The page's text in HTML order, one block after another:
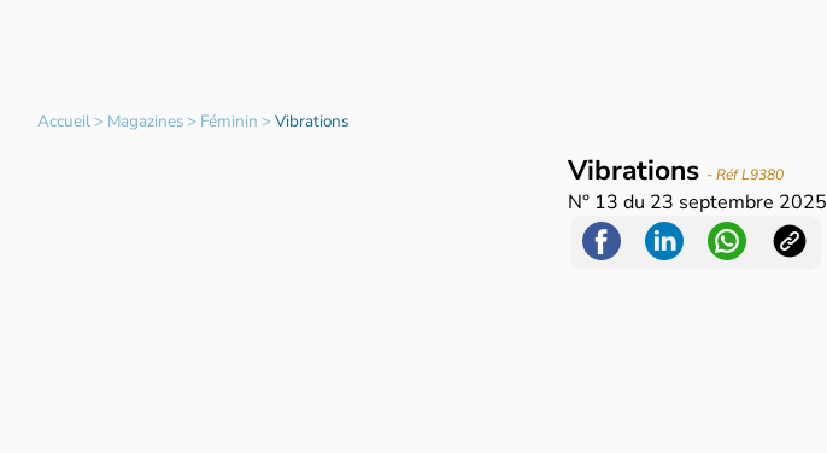
Accueil> Magazines> Féminin >Vibrations
Vibrations - Réf L9380
N° 13 du 23 septembre 2025